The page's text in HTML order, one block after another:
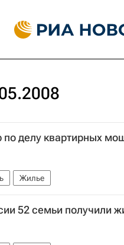
по делу квартирных
Жилье
52 семьи получили